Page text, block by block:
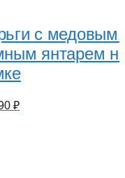
с медовым
янтарем
₽